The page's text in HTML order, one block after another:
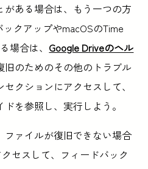
ある場合は、もう一つの方
クアップやmacOSのTime
場合は、 Google Driveのヘル
旧のためのその他のトラブル
クションにアクセスして、
を参照し、実行しよう。
ファイルが復旧できない場合
セスして、フィードバック